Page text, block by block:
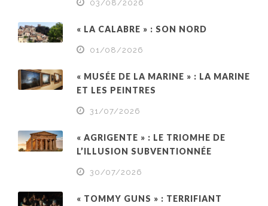
03/08/2026
« LA CALABRE » : SON NORD
01/08/2026
« MUSÉE DE LA MARINE » : LA MARINE
ET LES PEINTRES
31/07/2026
« AGRIGENTE » : LE TRIOMHE DE
L’ILLUSION SUBVENTIONNÉE
30/07/2026
« TOMMY GUNS » : TERRIFIANT